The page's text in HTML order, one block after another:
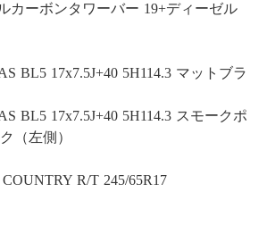
カーボンタワーバー 19+ディーゼル
BL5 17x7.5J+40 5H114.3 マットブラ
BL5 17x7.5J+40 5H114.3 スモークポ
（左側）
R/T 245/65R17